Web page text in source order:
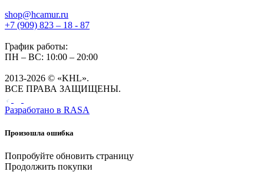
shop@hcamur.ru
+7 (909) 823 – 18 - 87
График работы:
ПН – ВС: 10:00 – 20:00
2013-2026 © «KHL».
ВСЕ ПРАВА ЗАЩИЩЕНЫ.
Разработано в RASA
Произошла ошибка
Попробуйте обновить страницу
Продолжить покупки